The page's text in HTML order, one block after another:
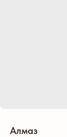
Алмаз